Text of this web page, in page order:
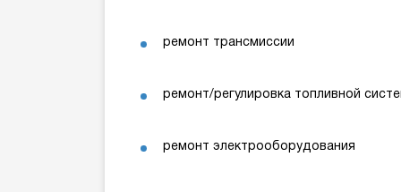
ремонт трансмиссии
ремонт/регулировка топливной
ремонт электрооборудования